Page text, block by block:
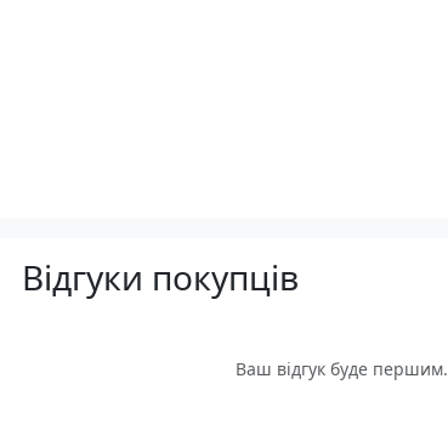
Відгуки покупців
Ваш відгук буде першим.